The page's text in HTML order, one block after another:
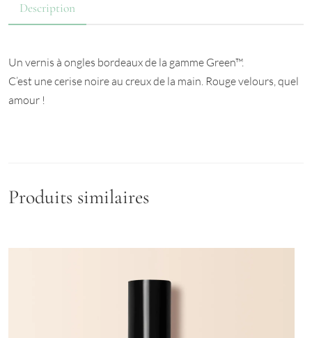
Description
Un vernis à ongles bordeaux de la gamme Green™.
C’est une cerise noire au creux de la main. Rouge velours, quel
amour !
Produits similaires